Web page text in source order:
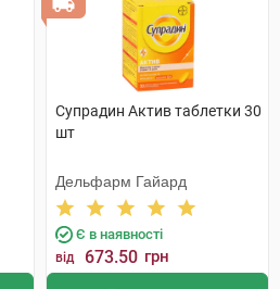
Супрадин Актив таблетки 30
шт
Дельфарм Гайард
Є в наявності
від 673.50 грн